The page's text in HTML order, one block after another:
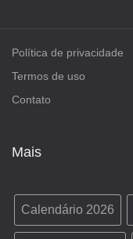
Política de privacidade
Termos de uso
Contato
Mais
Calendário 2026